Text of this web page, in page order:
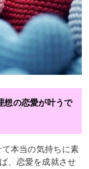
想の恋愛が叶うで
て本当の気持ちに素
、恋愛を成就させ